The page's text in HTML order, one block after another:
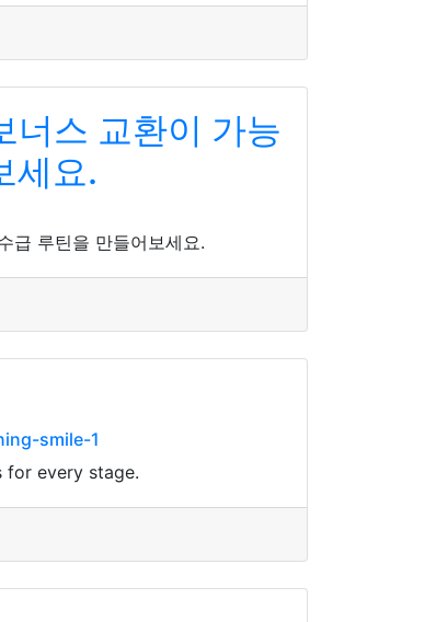
너스 교환이 가능
세요.
급 루틴을 만들어보세요.
smile-1
for every stage.